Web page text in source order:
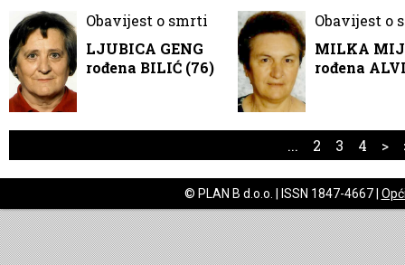
Obavijest o smrti
LJUBICA GENG
rođena BILIĆ (76)
Obavijest o
MILKA
rođena
... 2 3 4 >
© PLAN B d.o.o. | ISSN 1847-4667 |